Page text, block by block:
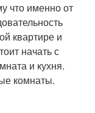
что именно от
квартире и
начать с
и кухня.
комнаты.